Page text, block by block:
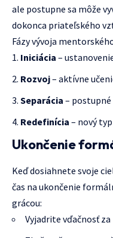
ale postupne sa môže
dokonca priateľského
Fázy vývoja
Iniciácia –
Rozvoj– aktívne
Separácia –
Redefinícia – nový
Ukončenie
Keď dosiahnete svoje
čas na ukončenie
grácou:
Vyjadrite vďačnosť